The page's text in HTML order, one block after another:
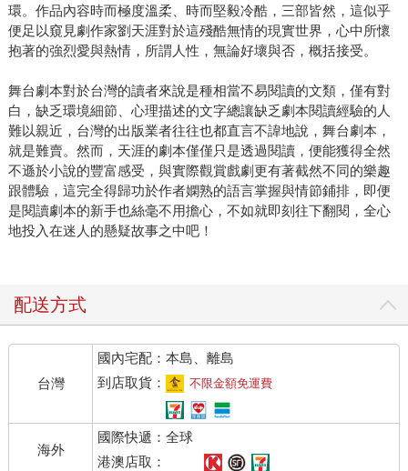
環。作品內容時而極度溫柔、時而堅毅冷酷，三部皆然，這似乎
便足以窺見劇作家劉天涯對於這殘酷無情的現實世界，心中所懷
抱著的強烈愛與熱情，所謂人性，無論好壞與否，概括接受。
舞台劇本對於台灣的讀者來說是種相當不易閱讀的文類，僅有對
白，缺乏環境細節、心理描述的文字總讓缺乏劇本閱讀經驗的人
難以親近，台灣的出版業者往往也都直言不諱地說，舞台劇本，
就是難賣。然而，天涯的劇本僅僅只是透過閱讀，便能獲得全然
不遜於小說的豐富感受，與實際觀賞戲劇更有著截然不同的樂趣
跟體驗，這完全得歸功於作者嫻熟的語言掌握與情節鋪排，即便
是閱讀劇本的新手也絲毫不用擔心，不如就即刻往下翻閱，全心
地投入在迷人的懸疑故事之中吧！
配送方式
台灣
國內宅配：本島、離島
到店取貨：
不限金額免運費
海外
國際快遞：全球
港澳店取：